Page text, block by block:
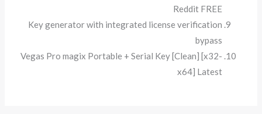
Reddit FREE
Key generator with integrated license verification
bypass
Vegas Pro magix Portable + Serial Key [Clean] [x32-
x64] Latest